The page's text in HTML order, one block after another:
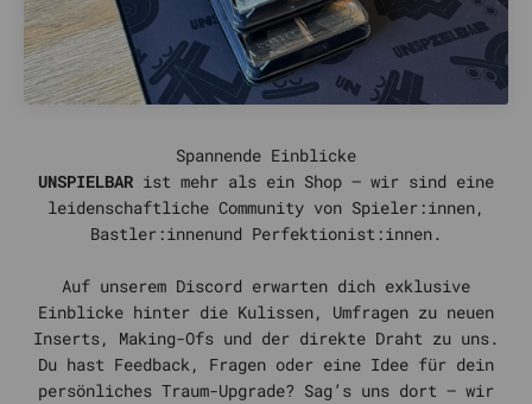
UNSPIELBAR ist mehr als ein Shop – wir sind eine
leidenschaftliche Community von Spieler:innen,
Bastler:innenund Perfektionist:innen.
Auf unserem Discord erwarten dich exklusive
Einblicke hinter die Kulissen, Umfragen zu neuen
Inserts, Making-Ofs und der direkte Draht zu uns.
Du hast Feedback, Fragen oder eine Idee für dein
persönliches Traum-Upgrade? Sag’s uns dort – wir